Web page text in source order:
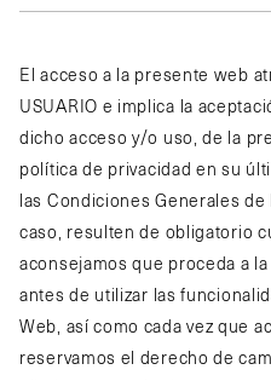
El acceso a la presente web
USUARIO e implica la
dicho acceso y/o uso, de la
política de privacidad en su
las Condiciones Generales
caso, resulten de obligatorio
aconsejamos que proceda a
antes de utilizar las
Web, así como cada vez que
reservamos el derecho de